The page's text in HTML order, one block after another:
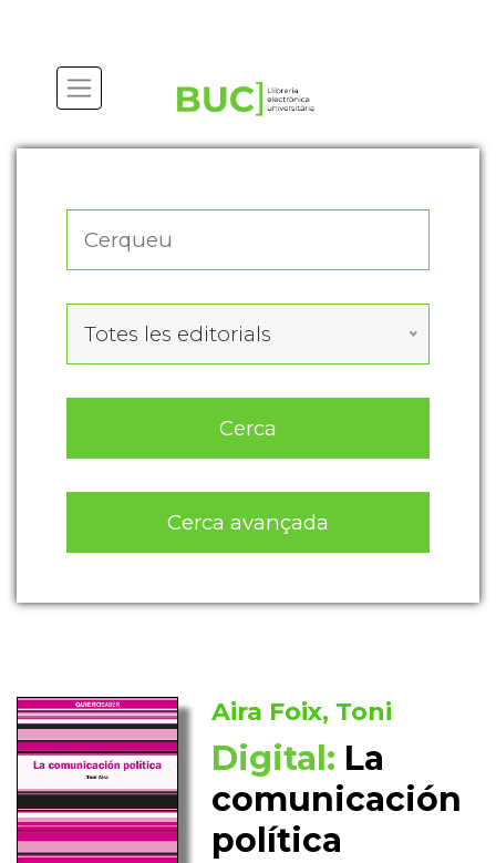
Totes les editorials
Cerca
Cerca avançada
Aira Foix, Toni
Digital: La
comunicación
política